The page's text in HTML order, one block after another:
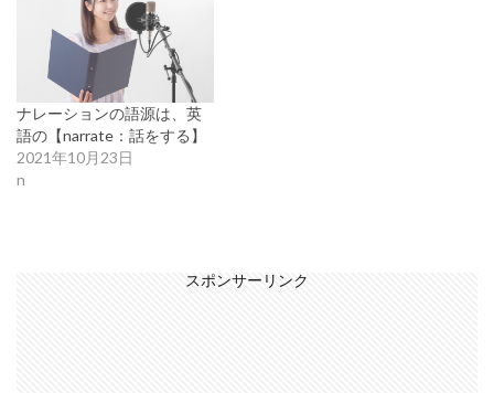
ナレーションの語源は、英
語の【narrate：話をする】
2021年10月23日
n
スポンサーリンク